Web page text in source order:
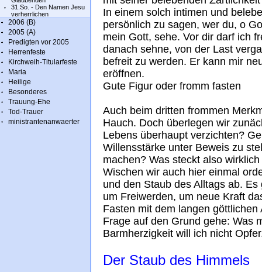
31.So. - Den Namen Jesu
verherrlichen
2006 (B)
2005 (A)
Predigten vor 2005
Herrenfeste
Kirchweih-Titularfeste
Maria
Heilige
Besonderes
Trauung-Ehe
Tod-Trauer
ministrantenanwaerter
In einem solch intimen und
persönlich zu sagen, wer du, o
mein Gott, sehe. Vor dir darf ich
danach sehne, von der Last
befreit zu werden. Er kann mir
eröffnen.
Gute Figur oder fromm fasten
Auch beim dritten frommen
Hauch. Doch überlegen wir
Lebens überhaupt verzichten?
Willensstärke unter Beweis zu
machen? Was steckt also
Wischen wir auch hier einmal
und den Staub des Alltags ab.
um Freiwerden, um neue Kraft
Fasten mit dem langen
Frage auf den Grund gehe: Was
Barmherzigkeit will ich nicht
Der Staub des Himmels